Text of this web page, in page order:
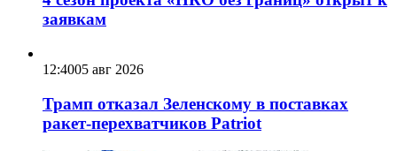
заявкам
12:4005 авг 2026
Трамп отказал Зеленскому в поставках
ракет-перехватчиков Patriot